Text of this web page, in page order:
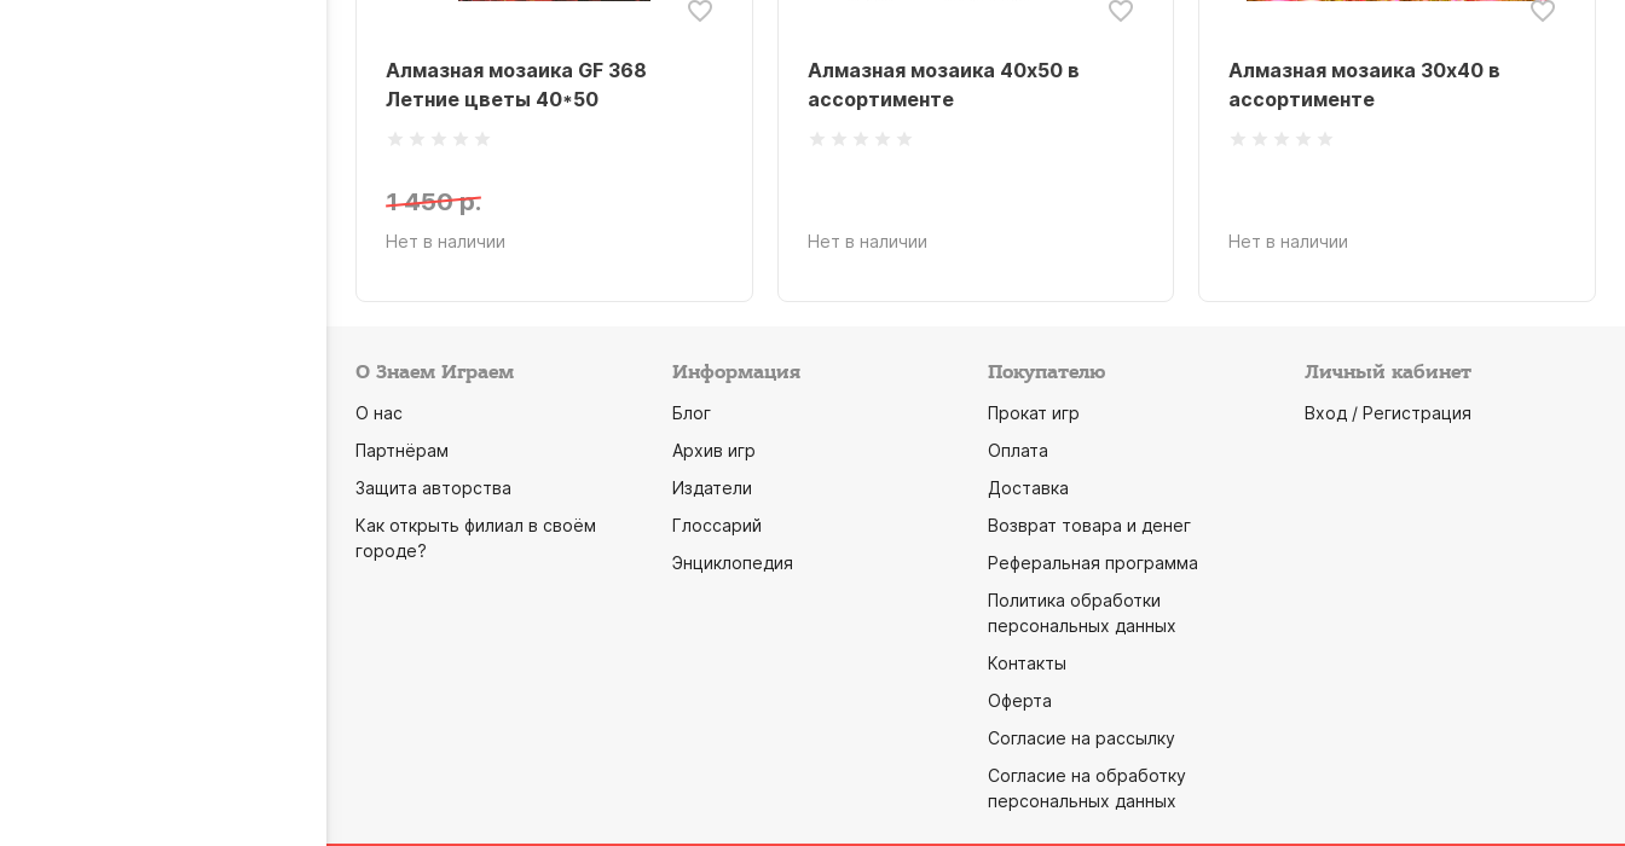
Алмазная мозаика GF 368
Летние цветы 40*50
1 450 р.
Нет в наличии
Алмазная мозаика 40х50 в
ассортименте
Нет в наличии
Алмазная мозаика 30х40 в
ассортименте
Нет в наличии
О Знаем Играем
О нас
Партнёрам
Защита авторства
Как открыть филиал в своём
городе?
Информация
Блог
Архив игр
Издатели
Глоссарий
Энциклопедия
Покупателю
Прокат игр
Оплата
Доставка
Возврат товара и денег
Реферальная программа
Политика обработки
персональных данных
Контакты
Оферта
Согласие на рассылку
Согласие на обработку
персональных данных
Личный кабинет
Вход / Регистрация